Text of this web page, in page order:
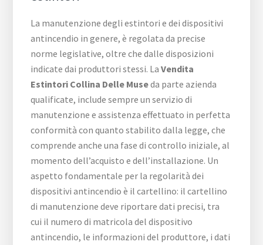
La manutenzione degli estintori e dei dispositivi
antincendio in genere, è regolata da precise
norme legislative, oltre che dalle disposizioni
indicate dai produttori stessi. LaVendita
Estintori Collina Delle Museda parte azienda
qualificate, include sempre un servizio di
manutenzione e assistenza effettuato in perfetta
conformità con quanto stabilito dalla legge, che
comprende anche una fase di controllo iniziale, al
momento dell’acquisto e dell’installazione. Un
aspetto fondamentale per la regolarità dei
dispositivi antincendio è il cartellino: il cartellino
di manutenzione deve riportare dati precisi, tra
cui il numero di matricola del dispositivo
antincendio, le informazioni del produttore, i dati